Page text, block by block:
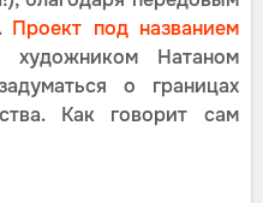
Проект под названием
художником Натаном
о границах
Как говорит сам